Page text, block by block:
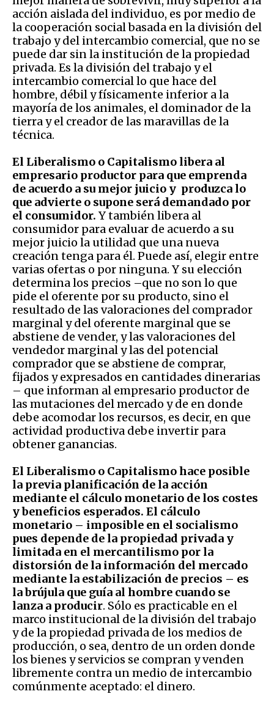
acción aislada del individuo, es por medio de
la cooperación social basada en la división del
trabajo y del intercambio comercial, que no se
puede dar sin la institución de la propiedad
privada. Es la división del trabajo y el
intercambio comercial lo que hace del
hombre, débil y físicamente inferior a la
mayoría de los animales, el dominador de la
tierra y el creador de las maravillas de la
técnica.
El Liberalismo o Capitalismo libera al
empresario productor para que emprenda
de acuerdo a su mejor juicio y produzca lo
que advierte o supone será demandado por
el consumidor. Y también libera al
consumidor para evaluar de acuerdo a su
mejor juicio la utilidad que una nueva
creación tenga para él. Puede así, elegir entre
varias ofertas o por ninguna. Y su elección
determina los precios –que no son lo que
pide el oferente por su producto, sino el
resultado de las valoraciones del comprador
marginal y del oferente marginal que se
abstiene de vender, y las valoraciones del
vendedor marginal y las del potencial
comprador que se abstiene de comprar,
fijados y expresados en cantidades dinerarias
– que informan al empresario productor de
las mutaciones del mercado y de en donde
debe acomodar los recursos, es decir, en que
actividad productiva debe invertir para
obtener ganancias.
El Liberalismo o Capitalismo hace posible
la previa planificación de la acción
mediante el cálculo monetario de los costes
y beneficios esperados. El cálculo
monetario – imposible en el socialismo
pues depende de la propiedad privada y
limitada en el mercantilismo por la
distorsión de la información del mercado
mediante la estabilización de precios – es
la brújula que guía al hombre cuando se
lanza a producir. Sólo es practicable en el
marco institucional de la división del trabajo
y de la propiedad privada de los medios de
producción, o sea, dentro de un orden donde
los bienes y servicios se compran y venden
libremente contra un medio de intercambio
comúnmente aceptado: el dinero.